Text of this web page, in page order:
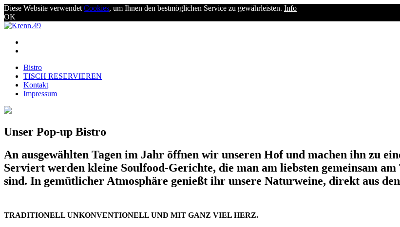
Diese Website verwendet Cookies, um Ihnen den bestmöglichen Service zu gewährleisten. Info
OK
Bistro
TISCH RESERVIEREN
Kontakt
Impressum
Unser Pop-up Bistro
An ausgewählten Tagen im Jahr öffnen wir unseren Hof und machen ihn zu
Serviert werden kleine Soulfood-Gerichte, die man am liebsten gemeinsam
sind. In gemütlicher Atmosphäre genießt ihr unsere Naturweine, direkt aus
TRADITIONELL UNKONVENTIONELL UND MIT GANZ VIEL HERZ.